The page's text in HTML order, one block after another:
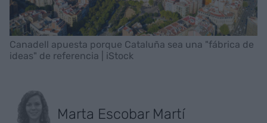
Canadell apuesta porque Cataluña sea una "fábrica de
ideas" de referencia | iStock
Marta Escobar Martí